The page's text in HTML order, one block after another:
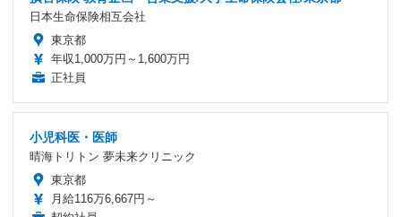
日本生命保険相互会社
東京都
年収1,000万円～1,600万円
正社員
小児科医・医師
晴海トリトン 夢未来クリニック
東京都
月給116万6,667円～